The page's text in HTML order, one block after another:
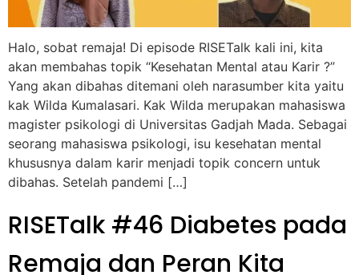
Halo, sobat remaja! Di episode RISETalk kali ini, kita
akan membahas topik “Kesehatan Mental atau Karir ?”
Yang akan dibahas ditemani oleh narasumber kita yaitu
kak Wilda Kumalasari. Kak Wilda merupakan mahasiswa
magister psikologi di Universitas Gadjah Mada. Sebagai
seorang mahasiswa psikologi, isu kesehatan mental
khususnya dalam karir menjadi topik concern untuk
dibahas. Setelah pandemi […]
RISETalk #46 Diabetes pada
Remaja dan Peran Kita